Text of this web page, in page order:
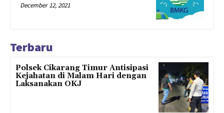
December 12, 2021
Terbaru
Polsek Cikarang Timur Antisipasi
Kejahatan di Malam Hari dengan
Laksanakan OKJ